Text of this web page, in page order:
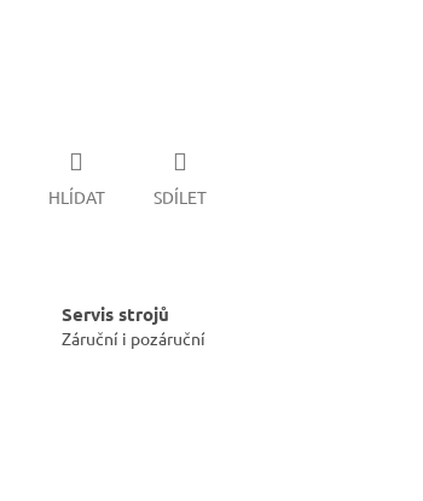
HLÍDAT SDÍLET
Servis strojů
Záruční i pozáruční